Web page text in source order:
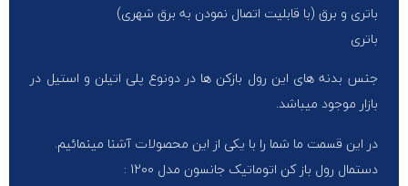
باتری و برق (با قابلیت اتصال نمودن به برق شهری)
باتری
جنس بدنه های این رول بازکن ها در دونوع پلی اتیلن و استیل در
بازار موجود میباشد.
در این قسمت ما شما را با یکی از این محصولات آشنا مینمائیم.
دستمال رول باز کن اتوماتیک جانسون مدل 1200 :